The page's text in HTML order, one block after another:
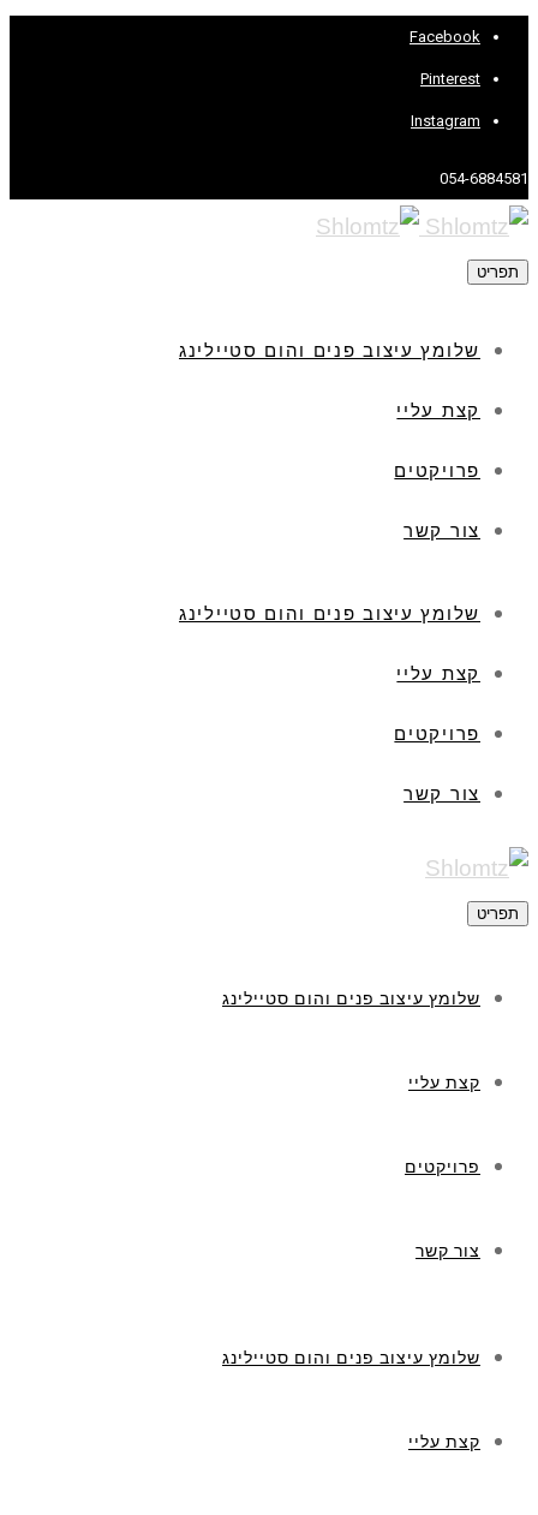
Facebook
Pinterest
Instagram
054-6884581
תפריט
שלומץ עיצוב פנים והום סטיילינג
קצת עליי
פרויקטים
צור קשר
שלומץ עיצוב פנים והום סטיילינג
קצת עליי
פרויקטים
צור קשר
תפריט
שלומץ עיצוב פנים והום סטיילינג
קצת עליי
פרויקטים
צור קשר
שלומץ עיצוב פנים והום סטיילינג
קצת עליי